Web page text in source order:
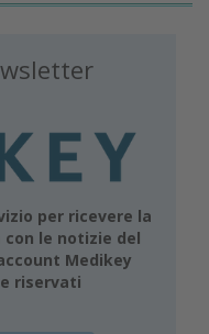
per ricevere la
le notizie del
Medikey
riservati